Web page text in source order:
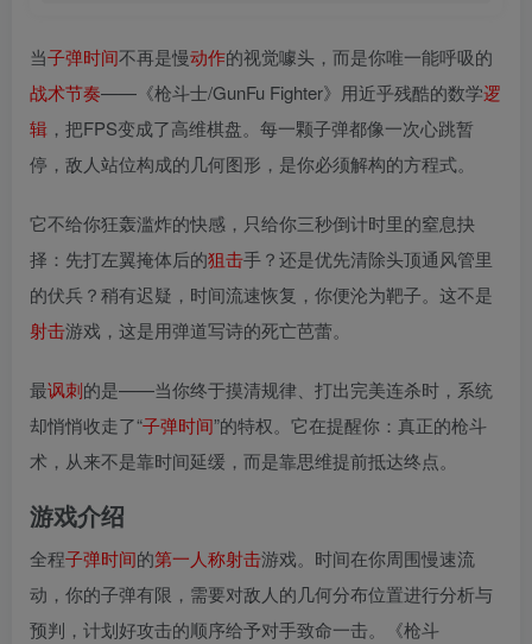
当子弹时间不再是慢动作的视觉噱头，而是你唯一能呼吸的
战术节奏——《枪斗士/GunFu Fighter》用近乎残酷的数学逻
辑 ，把FPS变成了高维棋盘。每一颗子弹都像一次心跳暂
停，敌人站位构成的几何图形，是你必须解构的方程式。
它不给你狂轰滥炸的快感，只给你三秒倒计时里的窒息抉
择：先打左翼掩体后的狙击手？还是优先清除头顶通风管里
的伏兵？稍有迟疑，时间流速恢复，你便沦为靶子。这不是
射击游戏，这是用弹道写诗的死亡芭蕾。
最讽刺的是——当你终于摸清规律、打出完美连杀时，系统
却悄悄收走了“子弹时间”的特权。它在提醒你：真正的枪斗
术，从来不是靠时间延缓，而是靠思维提前抵达终点。
游戏介绍
全程子弹时间的第一人称射击游戏。时间在你周围慢速流
动，你的子弹有限，需要对敌人的几何分布位置进行分析与
预判，计划好攻击的顺序给予对手致命一击。《枪斗